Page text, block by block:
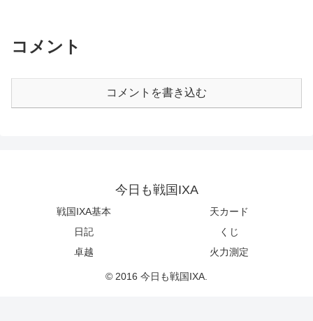
コメント
コメントを書き込む
今日も戦国IXA
戦国IXA基本
天カード
日記
くじ
卓越
火力測定
© 2016 今日も戦国IXA.